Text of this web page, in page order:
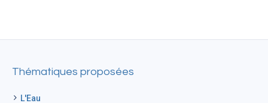
Thématiques proposées
L'Eau